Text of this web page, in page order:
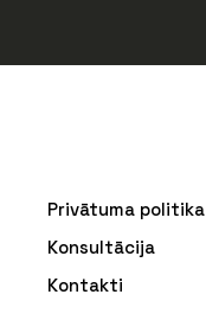
Privātuma politika
Konsultācija
Kontakti